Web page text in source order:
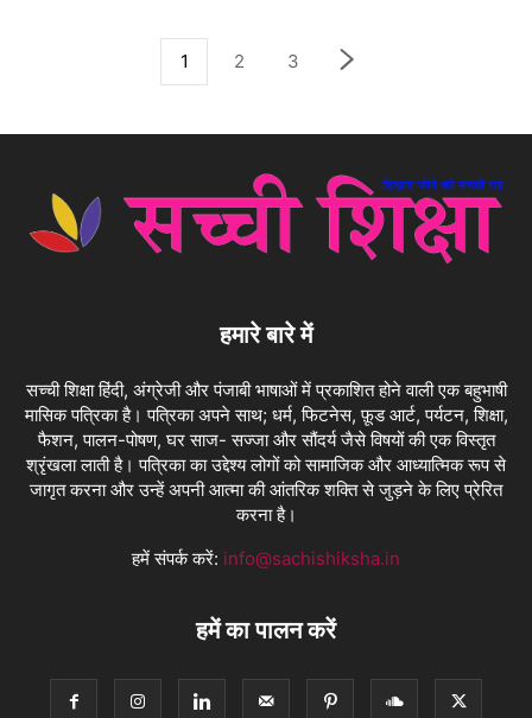
1 2 3
हमारे बारे में
सच्ची शिक्षा हिंदी, अंग्रेजी और पंजाबी भाषाओं में प्रकाशित होने वाली एक बहुभाषी
मासिक पत्रिका है। पत्रिका अपने साथ; धर्म, फिटनेस, फ़ूड आर्ट, पर्यटन, शिक्षा,
फैशन, पालन-पोषण, घर साज- सज्जा और सौंदर्य जैसे विषयों की एक विस्तृत
श्रृंखला लाती है। पत्रिका का उद्देश्य लोगों को सामाजिक और आध्यात्मिक रूप से
जागृत करना और उन्हें अपनी आत्मा की आंतरिक शक्ति से जुड़ने के लिए प्रेरित
करना है।
हमें संपर्क करें: info@sachishiksha.in
हमें का पालन करें